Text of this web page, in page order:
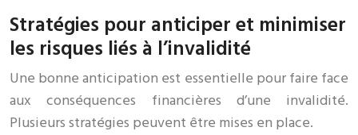
Stratégies pour anticiper et minimiser
les risques liés à l’invalidité
Une bonne anticipation est essentielle pour faire face
aux conséquences financières d’une invalidité.
Plusieurs stratégies peuvent être mises en place.